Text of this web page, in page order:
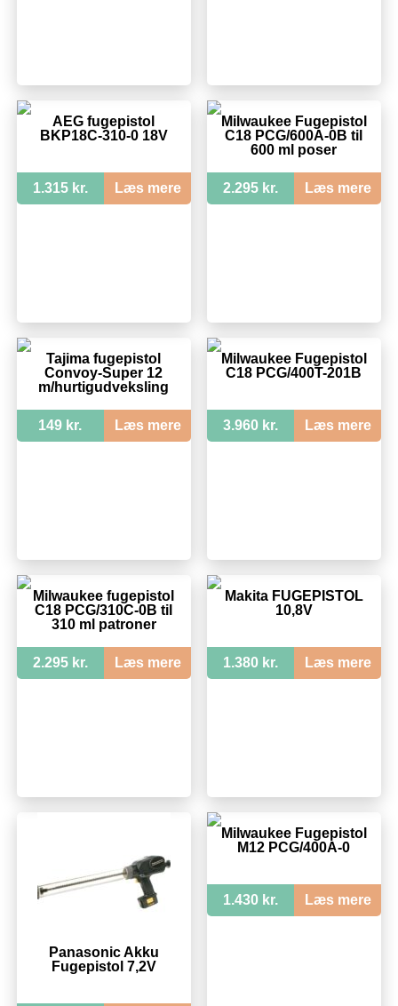
AEG fugepistol
BKP18C-310-0 18V
1.315 kr. Læs mere
Milwaukee Fugepistol
C18 PCG/600A-0B til
600 ml poser
2.295 kr. Læs mere
Tajima fugepistol
Convoy-Super 12
m/hurtigudveksling
149 kr. Læs mere
Milwaukee Fugepistol
C18 PCG/400T-201B
3.960 kr. Læs mere
Milwaukee fugepistol
C18 PCG/310C-0B til
310 ml patroner
2.295 kr. Læs mere
Makita FUGEPISTOL
10,8V
1.380 kr. Læs mere
Panasonic Akku
Fugepistol 7,2V
Milwaukee Fugepistol
M12 PCG/400A-0
1.430 kr. Læs mere